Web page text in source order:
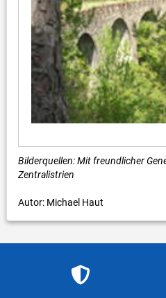
Bilderquellen: Mit freundlicher
Zentralistrien
Autor: Michael Haut